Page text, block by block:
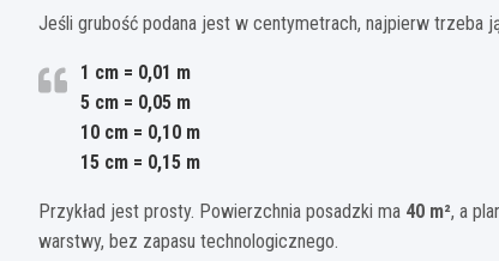
Jeśli grubość podana jest w centymetrach, najpierw trzeba
1 cm = 0,01 m
5 cm = 0,05 m
10 cm = 0,10 m
15 cm = 0,15 m
Przykład jest prosty. Powierzchnia posadzki ma 40 m², a
warstwy, bez zapasu technologicznego.